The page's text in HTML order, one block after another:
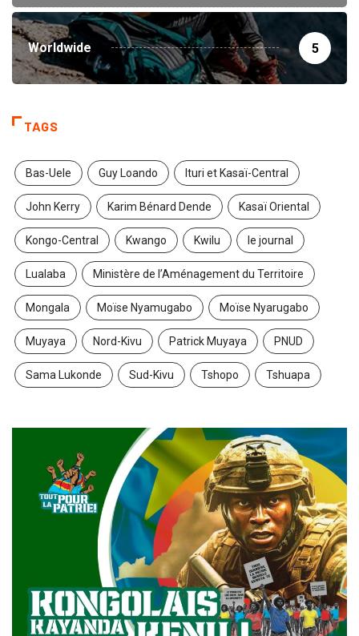
Worldwide 5
TAGS
Bas-Uele Guy Loando Ituri et Kasaï-Central
John Kerry Karim Bénard Dende Kasaï Oriental
Kongo-Central Kwango Kwilu le journal
Lualaba Ministère de l’Aménagement du Territoire
Mongala Moïse Nyamugabo Moïse Nyarugabo
Muyaya Nord-Kivu Patrick Muyaya PNUD
Sama Lukonde Sud-Kivu Tshopo Tshuapa